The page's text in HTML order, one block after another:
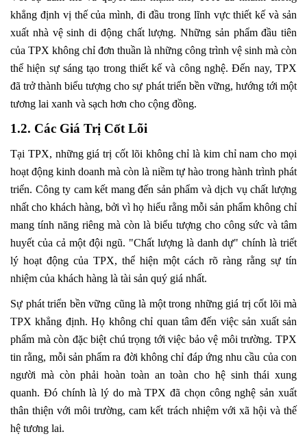
khẳng định vị thế của mình, đi đầu trong lĩnh vực thiết kế và sản
xuất nhà vệ sinh di động chất lượng. Những sản phẩm đầu tiên
của TPX không chỉ đơn thuần là những công trình vệ sinh mà còn
thể hiện sự sáng tạo trong thiết kế và công nghệ. Đến nay, TPX
đã trở thành biểu tượng cho sự phát triển bền vững, hướng tới một
tương lai xanh và sạch hơn cho cộng đồng.
1.2. Các Giá Trị Cốt Lõi
Tại TPX, những giá trị cốt lõi không chỉ là kim chỉ nam cho mọi
hoạt động kinh doanh mà còn là niềm tự hào trong hành trình phát
triển. Công ty cam kết mang đến sản phẩm và dịch vụ chất lượng
nhất cho khách hàng, bởi vì họ hiểu rằng mỗi sản phẩm không chỉ
mang tính năng riêng mà còn là biểu tượng cho công sức và tâm
huyết của cả một đội ngũ. "Chất lượng là danh dự" chính là triết
lý hoạt động của TPX, thể hiện một cách rõ ràng rằng sự tín
nhiệm của khách hàng là tài sản quý giá nhất.
Sự phát triển bền vững cũng là một trong những giá trị cốt lõi mà
TPX khẳng định. Họ không chỉ quan tâm đến việc sản xuất sản
phẩm mà còn đặc biệt chú trọng tới việc bảo vệ môi trường. TPX
tin rằng, mỗi sản phẩm ra đời không chỉ đáp ứng nhu cầu của con
người mà còn phải hoàn toàn an toàn cho hệ sinh thái xung
quanh. Đó chính là lý do mà TPX đã chọn công nghệ sản xuất
thân thiện với môi trường, cam kết trách nhiệm với xã hội và thế
hệ tương lai.